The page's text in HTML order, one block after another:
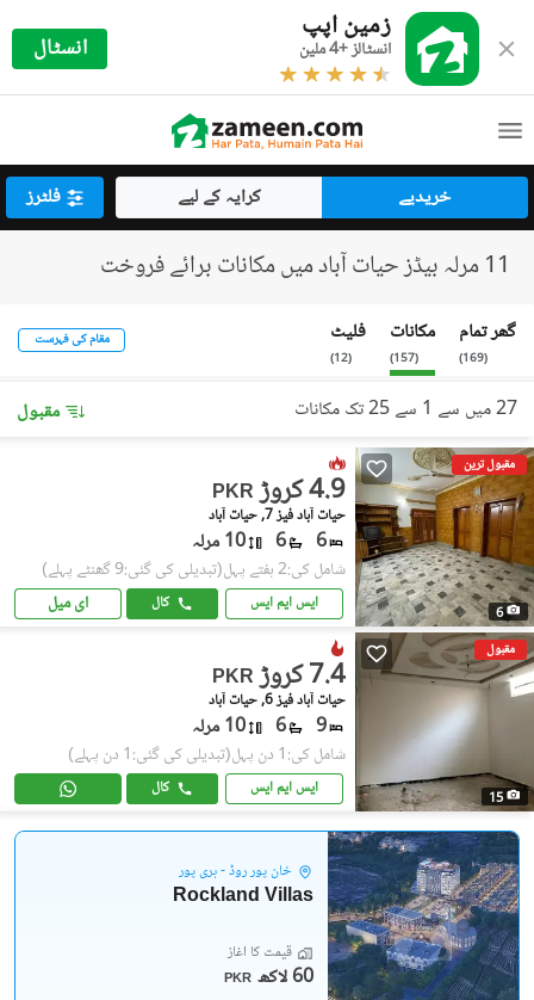
زمین اپپ
انسٹالز +4 ملین انسٹال
خریدیے کرایہ کے لیے فلٹرز
11 مرلہ بیڈز حیات آباد میں مکانات برائے فروخت
گھر تمام
(
169
)
مکانات
(
157
)
فلیٹ
(
12
)
مقام کی فہرست
27 میں سے 1 سے 25 تک مکانات مقبول
مقبول ترین
6
PKR 4.9 کروڑ
حیات آباد فیز 7, حیات آباد
6
6 10 مرلہ
شامل کی:2 ہفتے پہل (تبدیلی کی گئی:9 گھنٹے پہلے)
ایس ایم ایس کال ای میل
مقبول
15
PKR 7.4 کروڑ
حیات آباد فیز 6, حیات آباد
9
6 10 مرلہ
شامل کی:1 دن پہل (تبدیلی کی گئی:1 دن پہلے)
ایس ایم ایس کال
خان پور روڈ - ہری پور
Rockland Villas
قیمت کا آغاز
PKR 60 لاکھ